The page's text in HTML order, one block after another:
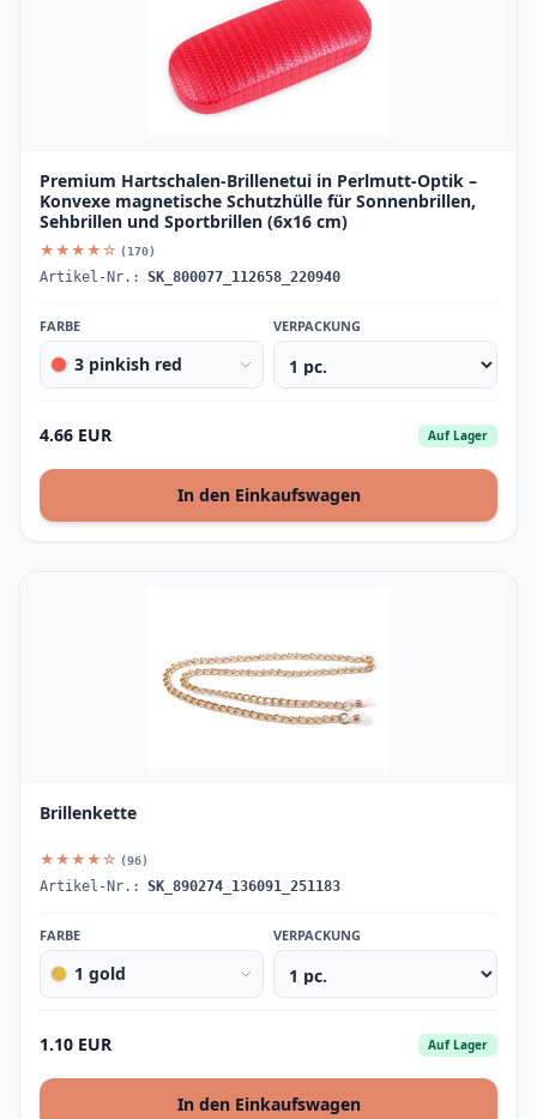
Premium Hartschalen-Brillenetui in Perlmutt-Optik –
Konvexe magnetische Schutzhülle für Sonnenbrillen,
Sehbrillen und Sportbrillen (6x16 cm)
★★★★☆ (170)
Artikel-Nr.: SK_800077_112658_220940
FARBE
3 pinkish red
VERPACKUNG
4.66 EUR Auf Lager
In den Einkaufswagen
Brillenkette
★★★★☆ (96)
Artikel-Nr.: SK_890274_136091_251183
FARBE
1 gold
VERPACKUNG
1.10 EUR Auf Lager
In den Einkaufswagen